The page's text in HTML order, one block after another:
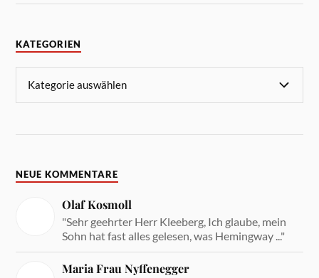
KATEGORIEN
NEUE KOMMENTARE
Olaf Kosmoll
"Sehr geehrter Herr Kleeberg, Ich glaube, mein
Sohn hat fast alles gelesen, was Hemingway ..."
Maria Frau Nyffenegger